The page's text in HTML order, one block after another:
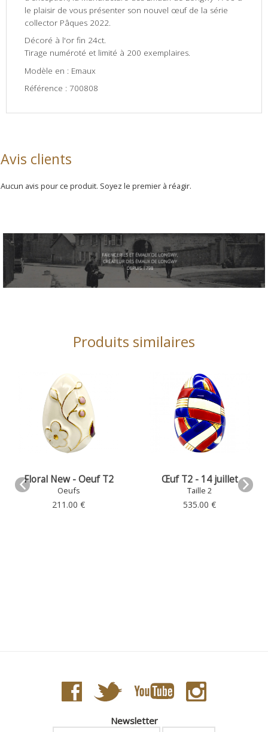
le plaisir de vous présenter son nouvel œufde la série
collector Pâques 2022.
Décoré à l'or fin 24ct.
Tirage numéroté et limité à 200 exemplaires.
Modèle en : Emaux
Référence : 700808
Avis clients
Aucun avis pour ce produit. Soyez le premier à réagir.
Produits similaires
- Oeuf T2 Œuf T2 - 14 juillet
Oeuf
Newsletter